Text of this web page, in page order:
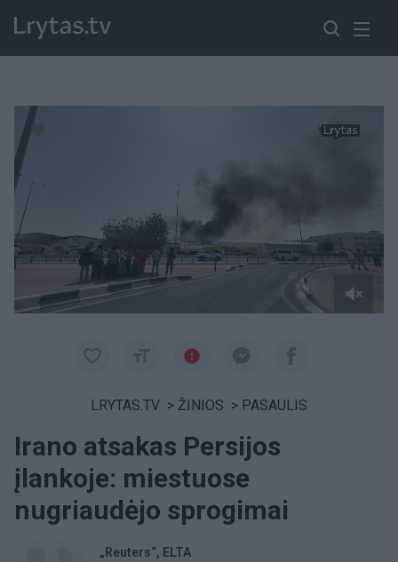
LRYTAS.TV > ŽINIOS > PASAULIS
Irano atsakas Persijos
įlankoje: miestuose
nugriaudėjo sprogimai
„Reuters“
ELTA